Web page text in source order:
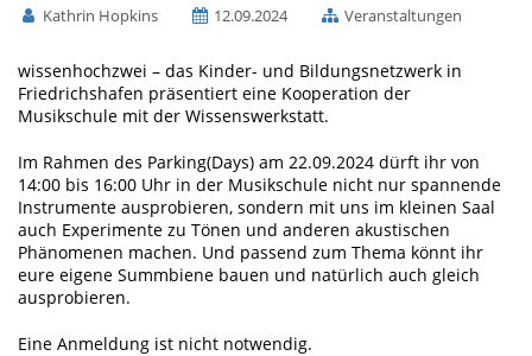
Kathrin Hopkins 12.09.2024 Veranstaltungen
wissenhochzwei – das Kinder- und Bildungsnetzwerk in
Friedrichshafen präsentiert eine Kooperation der
Musikschule mit der Wissenswerkstatt.
Im Rahmen des Parking(Days) am 22.09.2024 dürft ihr von
14:00 bis 16:00 Uhr in der Musikschule nicht nur spannende
Instrumente ausprobieren, sondern mit uns im kleinen Saal
auch Experimente zu Tönen und anderen akustischen
Phänomenen machen. Und passend zum Thema könnt ihr
eure eigene Summbiene bauen und natürlich auch gleich
ausprobieren.
Eine Anmeldung ist nicht notwendig.